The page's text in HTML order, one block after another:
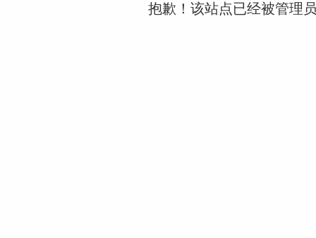
抱歉！该站点已经被管理